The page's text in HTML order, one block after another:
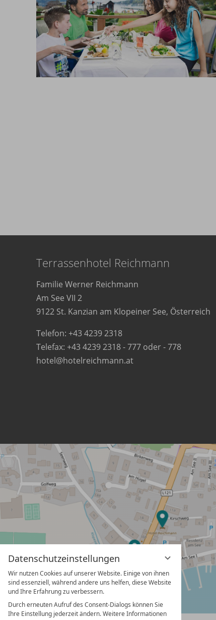
Datenschutzeinstellungen
Wir nutzen Cookies auf unserer Website. Einige von ihnen
sind essenziell, während andere uns helfen, diese Website
und Ihre Erfahrung zu verbessern.
Durch erneuten Aufruf des Consent-Dialogs können Sie
Ihre Einstellung jederzeit ändern. Weitere Informationen
Terrassenhotel Reichmann
Familie Werner Reichmann
Am See VII 2
9122 St. Kanzian am Klopeiner See, Österreich
Telefon: +43 4239 2318
Telefax: +43 4239 2318 - 777 oder - 778
hotel@hotelreichmann.at